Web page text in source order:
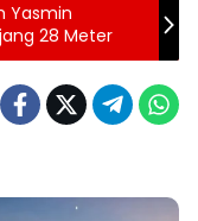
Yasmin
28 Meter